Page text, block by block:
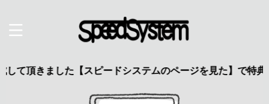
【スピードシステムのページを見た】で特典あり 興味の